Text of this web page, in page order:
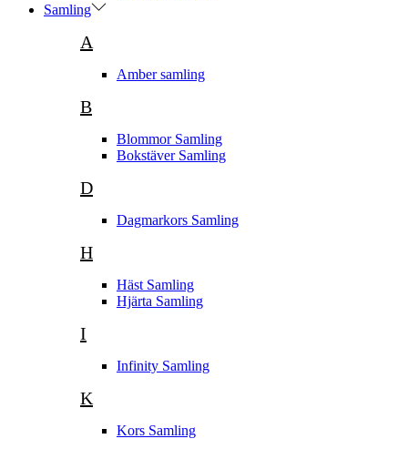
Samling
A
Amber samling
B
Blommor Samling
Bokstäver Samling
D
Dagmarkors Samling
H
Häst Samling
Hjärta Samling
I
Infinity Samling
K
Kors Samling